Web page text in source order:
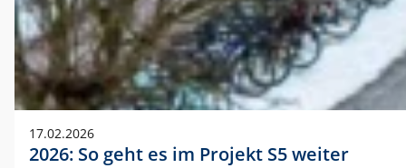
17.02.2026
2026: So geht es im Projekt S5 weiter